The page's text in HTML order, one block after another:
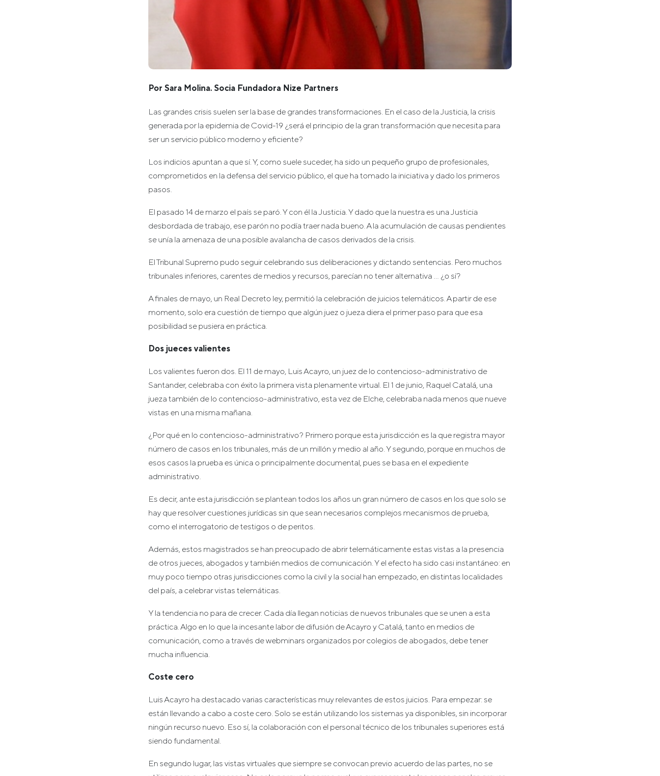
Por Sara Molina. Socia Fundadora Nize Partners
Las grandes crisis suelen ser la base de grandes transformaciones. En el caso de la Justicia, la crisis
generada por la epidemia de Covid-19 ¿será el principio de la gran transformación que necesita para
ser un servicio público moderno y eficiente?
Los indicios apuntan a que sí. Y, como suele suceder, ha sido un pequeño grupo de profesionales,
comprometidos en la defensa del servicio público, el que ha tomado la iniciativa y dado los primeros
pasos.
El pasado 14 de marzo el país se paró. Y con él la Justicia. Y dado que la nuestra es una Justicia
desbordada de trabajo, ese parón no podía traer nada bueno. A la acumulación de causas pendientes
se unía la amenaza de una posible avalancha de casos derivados de la crisis.
El Tribunal Supremo pudo seguir celebrando sus deliberaciones y dictando sentencias. Pero muchos
tribunales inferiores, carentes de medios y recursos, parecían no tener alternativa … ¿o sí?
A finales de mayo, un Real Decreto ley, permitió la celebración de juicios telemáticos. A partir de ese
momento, solo era cuestión de tiempo que algún juez o jueza diera el primer paso para que esa
posibilidad se pusiera en práctica.
Dos jueces valientes
Los valientes fueron dos. El 11 de mayo, Luis Acayro, un juez de lo contencioso-administrativo de
Santander, celebraba con éxito la primera vista plenamente virtual. El 1 de junio, Raquel Catalá, una
jueza también de lo contencioso-administrativo, esta vez de Elche, celebraba nada menos que nueve
vistas en una misma mañana.
¿Por qué en lo contencioso-administrativo? Primero porque esta jurisdicción es la que registra mayor
número de casos en los tribunales, más de un millón y medio al año. Y segundo, porque en muchos de
esos casos la prueba es única o principalmente documental, pues se basa en el expediente
administrativo.
Es decir, ante esta jurisdicción se plantean todos los años un gran número de casos en los que solo se
hay que resolver cuestiones jurídicas sin que sean necesarios complejos mecanismos de prueba,
como el interrogatorio de testigos o de peritos.
Además, estos magistrados se han preocupado de abrir telemáticamente estas vistas a la presencia
de otros jueces, abogados y también medios de comunicación. Y el efecto ha sido casi instantáneo: en
muy poco tiempo otras jurisdicciones como la civil y la social han empezado, en distintas localidades
del país, a celebrar vistas telemáticas.
Y la tendencia no para de crecer. Cada día llegan noticias de nuevos tribunales que se unen a esta
práctica. Algo en lo que la incesante labor de difusión de Acayro y Catalá, tanto en medios de
comunicación, como a través de webminars organizados por colegios de abogados, debe tener
mucha influencia.
Coste cero
Luis Acayro ha destacado varias características muy relevantes de estos juicios. Para empezar: se
están llevando a cabo a coste cero. Solo se están utilizando los sistemas ya disponibles, sin incorporar
ningún recurso nuevo. Eso sí, la colaboración con el personal técnico de los tribunales superiores está
siendo fundamental.
En segundo lugar, las vistas virtuales que siempre se convocan previo acuerdo de las partes, no se